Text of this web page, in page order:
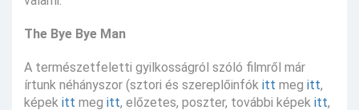
The Bye Bye Man
A természetfeletti gyilkosságról szóló filmről már
írtunk néhányszor (sztori és szereplőinfók itt meg itt,
képek itt meg itt, előzetes, poszter, további képek itt,